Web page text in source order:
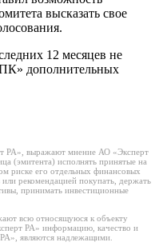
высказать свое
12 месяцев не
дополнительных
РА», выражают мнение АО «Эксперт
(эмитента) исполнять принятые на
риске его отдельных финансовых
или рекомендацией покупать, держать
принимать инвестиционные
всю относящуюся к объекту
РА» информацию, качество и
являются надлежащими.